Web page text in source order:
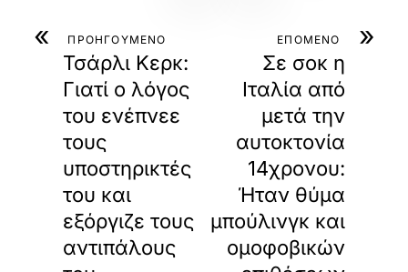
« ΠΡΟΗΓΟΥΜΕΝΟ
Τσάρλι Κερκ:
Γιατί ο λόγος
του ενέπνεε
τους
υποστηρικτές
του και
εξόργιζε τους
αντιπάλους
»
ΕΠΟΜΕΝΟ
Σε σοκ η
Ιταλία από
μετά την
αυτοκτονία
14χρονου:
Ήταν θύμα
μπούλινγκ και
ομοφοβικών